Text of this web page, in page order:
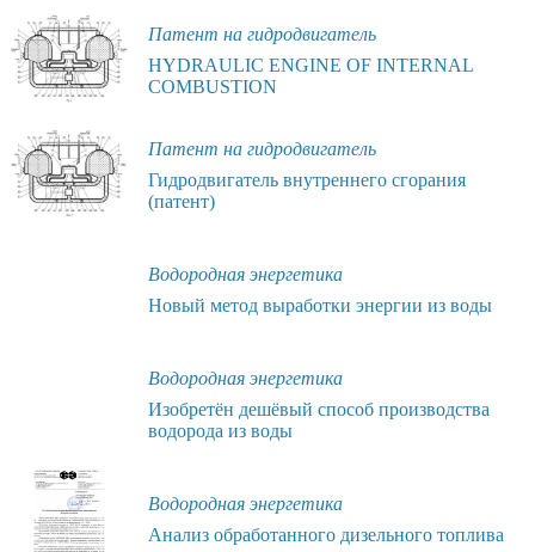
Патент на гидродвигатель
HYDRAULIC ENGINE OF INTERNAL
COMBUSTION
Патент на гидродвигатель
Гидродвигатель внутреннего сгорания
(патент)
Водородная энергетика
Новый метод выработки энергии из воды
Водородная энергетика
Изобретён дешёвый способ производства
водорода из воды
Водородная энергетика
Анализ обработанного дизельного топлива